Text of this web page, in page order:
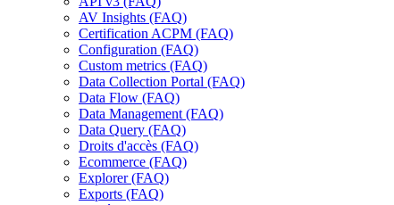
AV Insights (FAQ)
Certification ACPM (FAQ)
Configuration (FAQ)
Custom metrics (FAQ)
Data Collection Portal (FAQ)
Data Flow (FAQ)
Data Management (FAQ)
Data Query (FAQ)
Droits d'accès (FAQ)
Ecommerce (FAQ)
Explorer (FAQ)
Exports (FAQ)